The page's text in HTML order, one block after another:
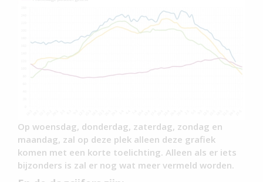
Op woensdag, donderdag, zaterdag, zondag en
maandag, zal op deze plek alleen deze grafiek
komen met een korte toelichting. Alleen als er iets
bijzonders is zal er nog wat meer vermeld worden.